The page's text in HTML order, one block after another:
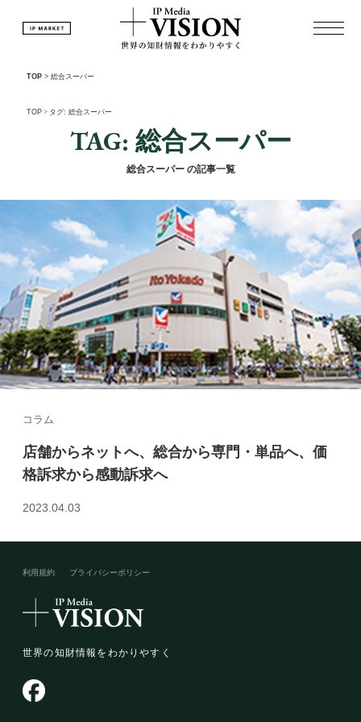
TOP > 総合スーパー
TOP > タグ: 総合スーパー
TAG: 総合スーパー
総合スーパー の記事一覧
コラム
店舗からネットへ、総合から専門・単品へ、価
格訴求から感動訴求へ
2023.04.03
利用規約 プライバシーポリシー​
世界の知財情報をわかりやすく